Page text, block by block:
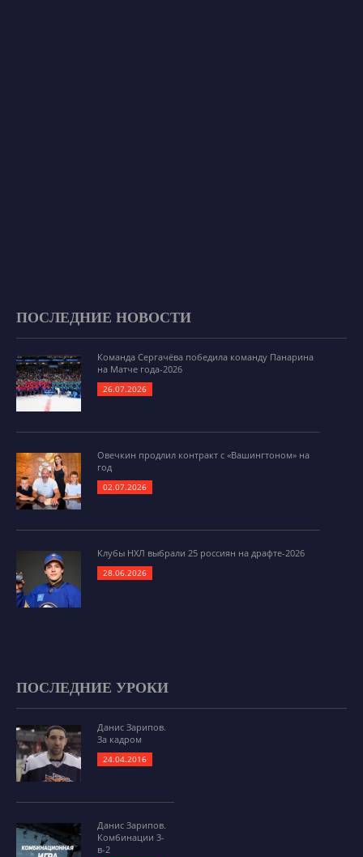
ПОСЛЕДНИЕ НОВОСТИ
Команда Сергачёва победила команду Панарина
на Матче года-2026
26.07.2026
Овечкин продлил контракт с «Вашингтоном» на
год
02.07.2026
Клубы НХЛ выбрали 25 россиян на драфте-2026
28.06.2026
ПОСЛЕДНИЕ УРОКИ
Данис Зарипов.
За кадром
24.04.2016
Данис Зарипов.
Комбинации 3-
в-2